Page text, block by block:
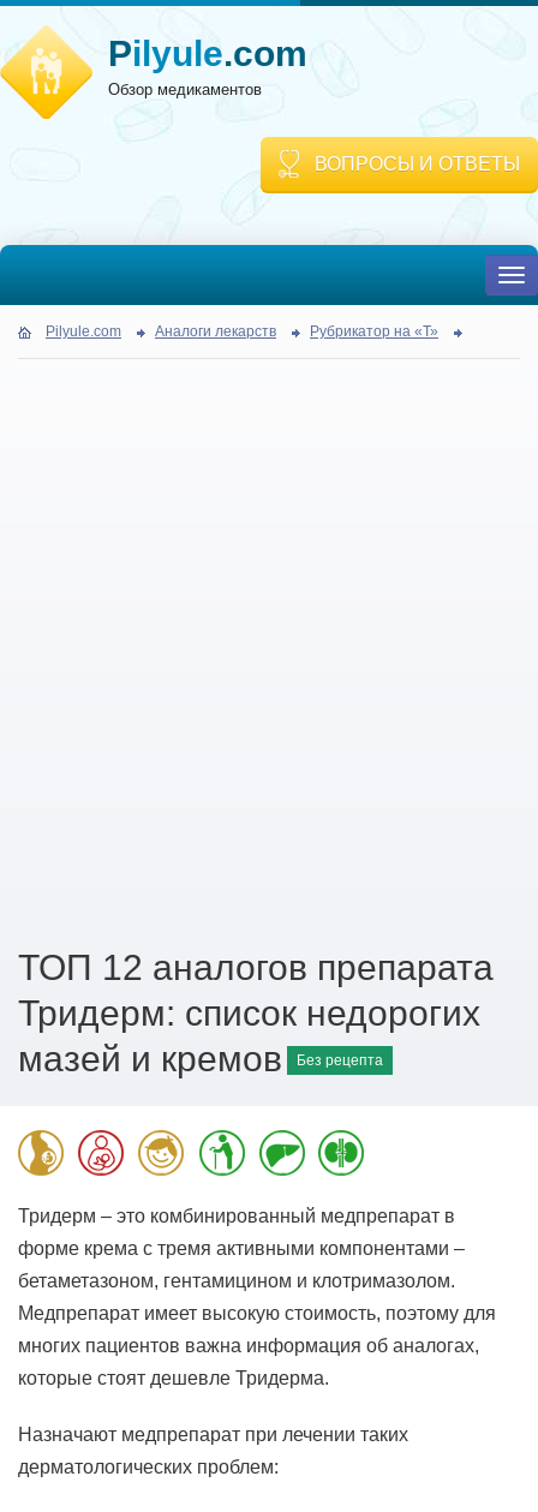
Pilyule.com
Обзор медикаментов
ВОПРОСЫ И ОТВЕТЫ
Pilyule.com Аналоги лекарств Рубрикатор на «Т»
ТОП 12 аналогов препарата
Тридерм: список недорогих
мазей и кремов
Без рецепта
Тридерм – это комбинированный медпрепарат в
форме крема с тремя активными компонентами –
бетаметазоном, гентамицином и клотримазолом.
Медпрепарат имеет высокую стоимость, поэтому для
многих пациентов важна информация об аналогах,
которые стоят дешевле Тридерма.
Назначают медпрепарат при лечении таких
дерматологических проблем: